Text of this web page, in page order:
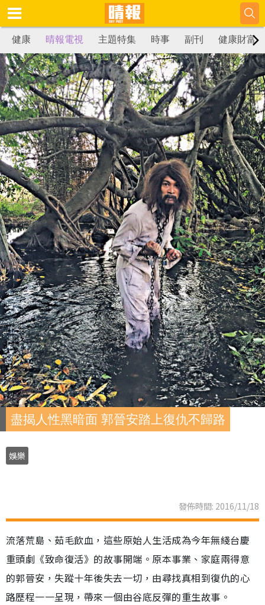
健康 晴報電視 主題特集 時事 副刊 健康財富
盡揭人性黑暗面 郭晉安踏上復仇不歸路
娛樂
發佈時間: 2016/11/18
流落荒島、茹毛飲血，這些原始人生活成為今年無綫台慶
重頭劇《致命復活》的故事開端。原本事業、家庭兩得意
的郭晉安，失蹤十年後失去一切，由尋找真相到復仇的心
路歷程一一呈現，帶來一個由谷底反彈的重生故事。